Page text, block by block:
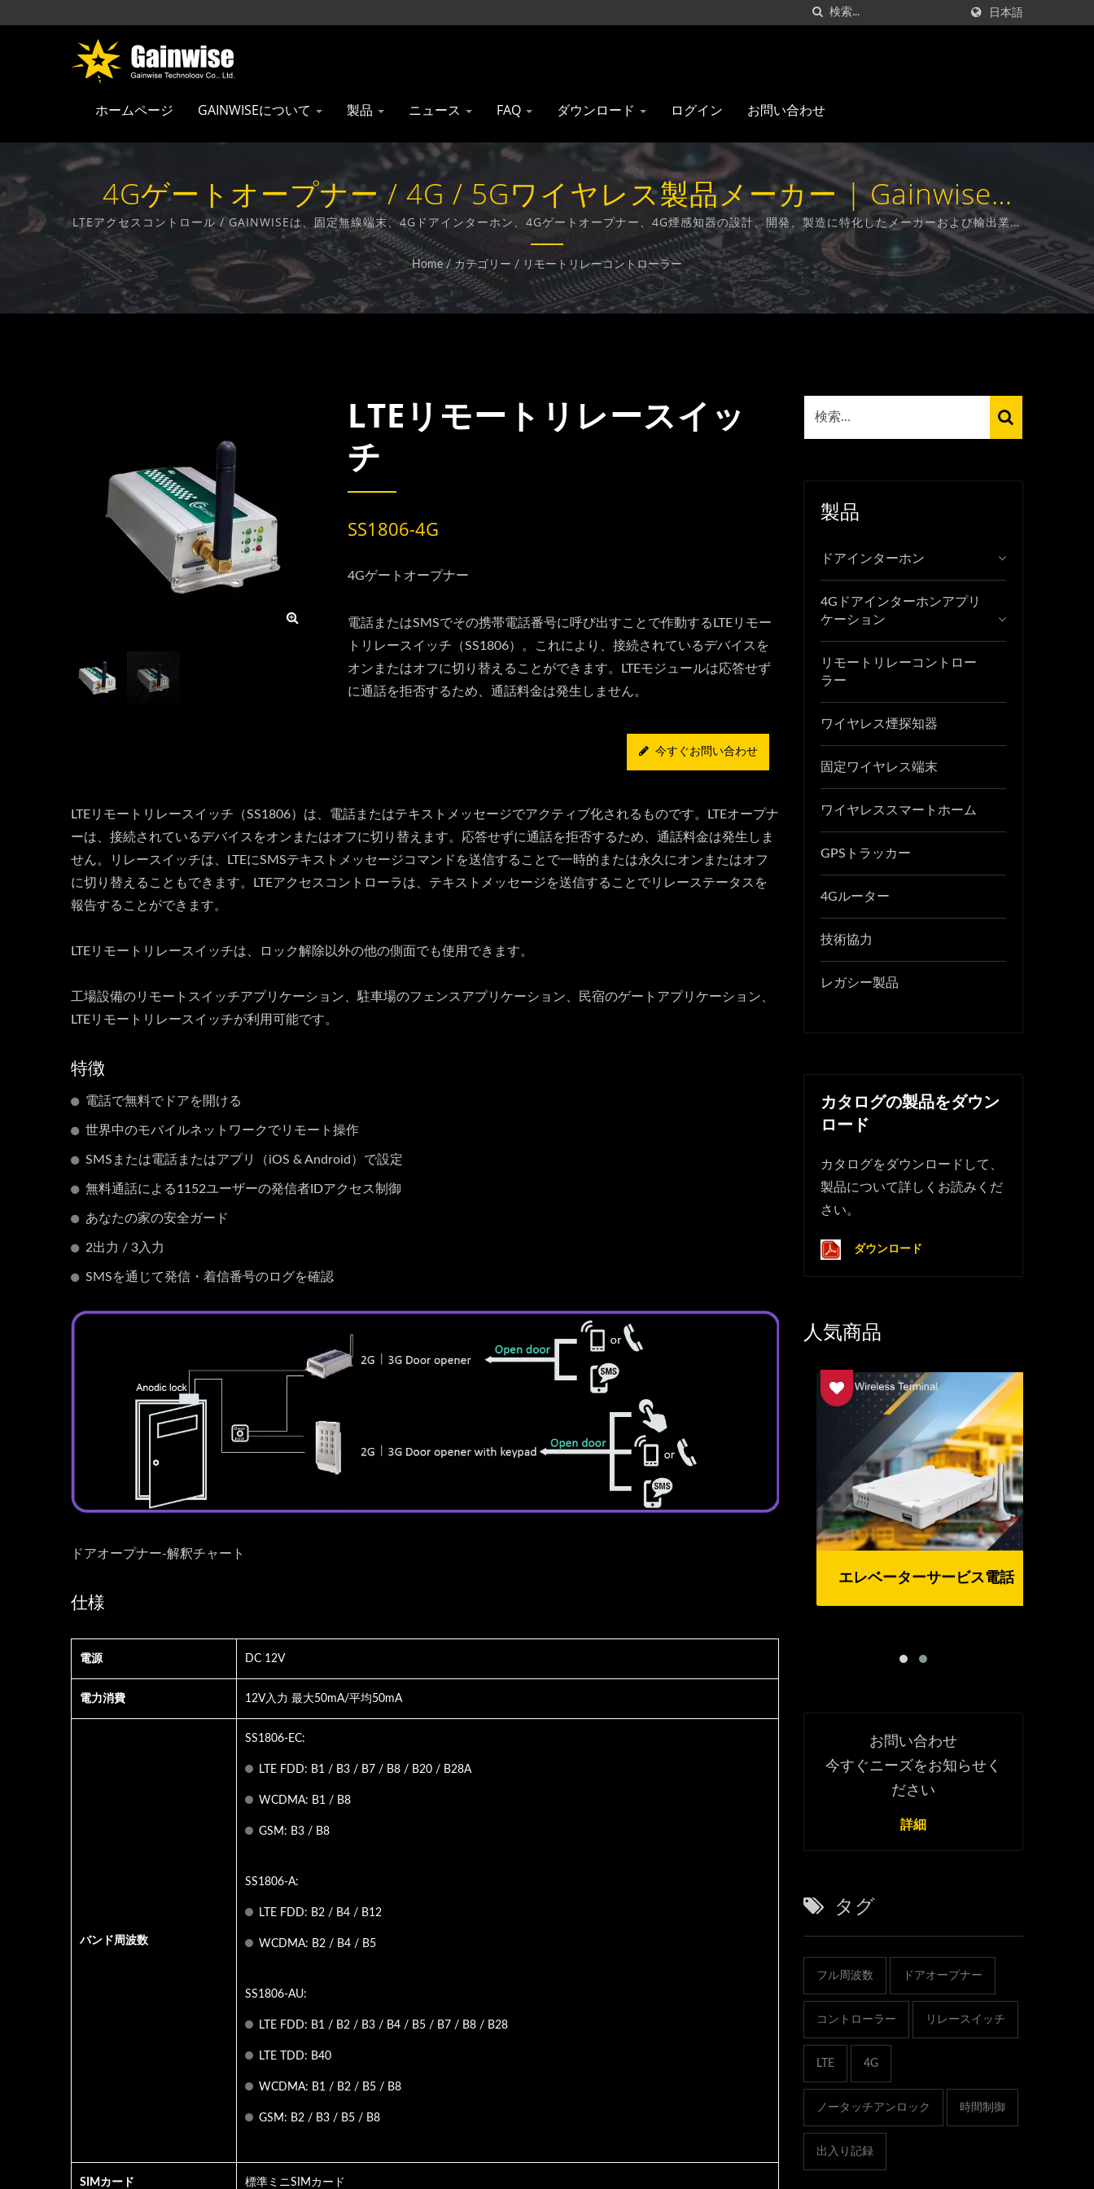
日本語
ホームページ GAINWISEについて 製品 ニュース FAQ ダウンロード ログイン お問い合わせ
4Gゲートオープナー / 4G / 5Gワイヤレス製品メーカー | Gainwise
Technology Co., Ltd.
LTEアクセスコントロール / GAINWISEは、固定無線端末、4Gドアインターホン、4Gゲートオープナー、4G煙感知器の設計、開発、製造に特化したメーカーおよび輸出業者
です。
Home / カテゴリー / リモートリレーコントローラー
LTEリモートリレースイッ
チ
SS1806-4G
4Gゲートオープナー
電話またはSMSでその携帯電話番号に呼び出すことで作動するLTEリモー
トリレースイッチ（SS1806）。これにより、接続されているデバイスを
オンまたはオフに切り替えることができます。LTEモジュールは応答せず
に通話を拒否するため、通話料金は発生しません。
今すぐお問い合わせ
LTEリモートリレースイッチ（SS1806）は、電話またはテキストメッセージでアクティブ化されるものです。LTEオープナ
ーは、接続されているデバイスをオンまたはオフに切り替えます。応答せずに通話を拒否するため、通話料金は発生しま
せん。リレースイッチは、LTEにSMSテキストメッセージコマンドを送信することで一時的または永久にオンまたはオフ
に切り替えることもできます。LTEアクセスコントローラは、テキストメッセージを送信することでリレーステータスを
報告することができます。
LTEリモートリレースイッチは、ロック解除以外の他の側面でも使用できます。
工場設備のリモートスイッチアプリケーション、駐車場のフェンスアプリケーション、民宿のゲートアプリケーション、
LTEリモートリレースイッチが利用可能です。
特徴
電話で無料でドアを開ける
世界中のモバイルネットワークでリモート操作
SMSまたは電話またはアプリ（iOS & Android）で設定
無料通話による1152ユーザーの発信者IDアクセス制御
あなたの家の安全ガード
2出力 / 3入力
SMSを通じて発信・着信番号のログを確認
ドアオープナー-解釈チャート
仕様
電源 DC 12V
電力消費 12V入力 最大50mA/平均50mA
バンド周波数
SS1806-EC:
LTE FDD: B1 / B3 / B7 / B8 / B20 / B28A
WCDMA: B1 / B8
GSM: B3 / B8
SS1806-A:
LTE FDD: B2 / B4 / B12
WCDMA: B2 / B4 / B5
SS1806-AU:
LTE FDD: B1 / B2 / B3 / B4 / B5 / B7 / B8 / B28
LTE TDD: B40
WCDMA: B1 / B2 / B5 / B8
GSM: B2 / B3 / B5 / B8
SIMカード 標準ミニSIMカード
製品
ドアインターホン
4Gドアインターホンアプリ
ケーション
リモートリレーコントロー
ラー
ワイヤレス煙探知器
固定ワイヤレス端末
ワイヤレススマートホーム
GPSトラッカー
4Gルーター
技術協力
レガシー製品
カタログの製品をダウン
ロード
カタログをダウンロードして、
製品について詳しくお読みくだ
さい。
ダウンロード
人気商品
エレベーターサービス電話
お問い合わせ
今すぐニーズをお知らせく
ださい
詳細
タグ
フル周波数 ドアオープナー
コントローラー リレースイッチ
LTE 4G
ノータッチアンロック 時間制御
出入り記録